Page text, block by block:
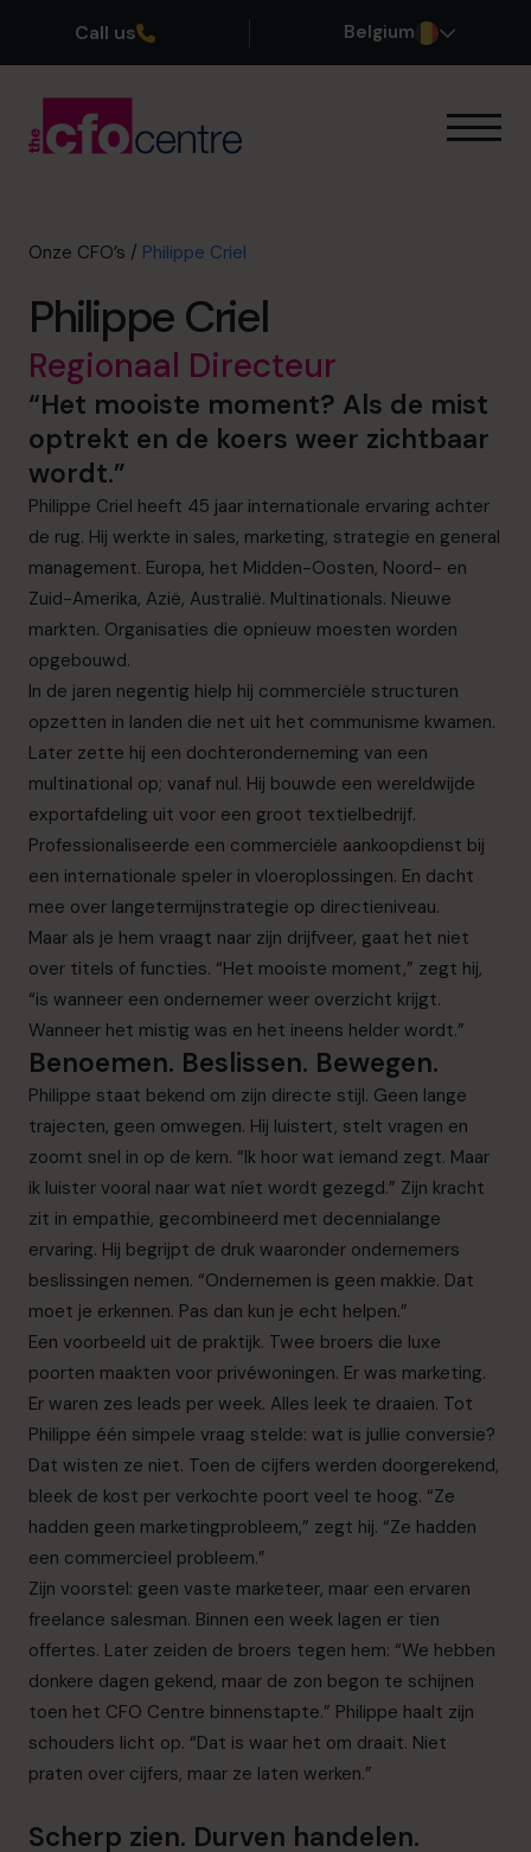
Call us Belgium
Onze CFO’s
Over ons
Word lid van ons team
Plan een kennismakingsgesprek
03 808 8767
info.be@cfocentre.com
Onze CFO’s / Philippe Criel
Philippe Criel
Regionaal Directeur
“Het mooiste moment? Als de mist
optrekt en de koers weer zichtbaar
wordt.”
Philippe Criel heeft 45 jaar internationale ervaring achter
de rug. Hij werkte in sales, marketing, strategie en general
management. Europa, het Midden-Oosten, Noord- en
Zuid-Amerika, Azië, Australië. Multinationals. Nieuwe
markten. Organisaties die opnieuw moesten worden
opgebouwd.
In de jaren negentig hielp hij commerciële structuren
opzetten in landen die net uit het communisme kwamen.
Later zette hij een dochteronderneming van een
multinational op; vanaf nul. Hij bouwde een wereldwijde
exportafdeling uit voor een groot textielbedrijf.
Professionaliseerde een commerciële aankoopdienst bij
een internationale speler in vloeroplossingen. En dacht
mee over langetermijnstrategie op directieniveau.
Maar als je hem vraagt naar zijn drijfveer, gaat het niet
over titels of functies. “Het mooiste moment,” zegt hij,
“is wanneer een ondernemer weer overzicht krijgt.
Wanneer het mistig was en het ineens helder wordt.”
Benoemen. Beslissen. Bewegen.
Philippe staat bekend om zijn directe stijl. Geen lange
trajecten, geen omwegen. Hij luistert, stelt vragen en
zoomt snel in op de kern. “Ik hoor wat iemand zegt. Maar
ik luister vooral naar wat níet wordt gezegd.” Zijn kracht
zit in empathie, gecombineerd met decennialange
ervaring. Hij begrijpt de druk waaronder ondernemers
beslissingen nemen. “Ondernemen is geen makkie. Dat
moet je erkennen. Pas dan kun je echt helpen.”
Een voorbeeld uit de praktijk. Twee broers die luxe
poorten maakten voor privéwoningen. Er was marketing.
Er waren zes leads per week. Alles leek te draaien. Tot
Philippe één simpele vraag stelde: wat is jullie conversie?
Dat wisten ze niet. Toen de cijfers werden doorgerekend,
bleek de kost per verkochte poort veel te hoog. “Ze
hadden geen marketingprobleem,” zegt hij. “Ze hadden
een commercieel probleem.”
Zijn voorstel: geen vaste marketeer, maar een ervaren
freelance salesman. Binnen een week lagen er tien
offertes. Later zeiden de broers tegen hem: “We hebben
donkere dagen gekend, maar de zon begon te schijnen
toen het CFO Centre binnenstapte.” Philippe haalt zijn
schouders licht op. “Dat is waar het om draait. Niet
praten over cijfers, maar ze laten werken.”
Scherp zien. Durven handelen.